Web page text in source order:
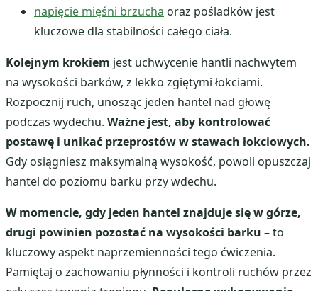
napięcie mięśni brzucha oraz pośladków jest
kluczowe dla stabilności całego ciała.
Kolejnym krokiem jest uchwycenie hantli nachwytem
na wysokości barków, z lekko zgiętymi łokciami.
Rozpocznij ruch, unosząc jeden hantel nad głowę
podczas wydechu. Ważne jest, aby kontrolować
postawę i unikać przeprostów w stawach łokciowych.
Gdy osiągniesz maksymalną wysokość, powoli opuszczaj
hantel do poziomu barku przy wdechu.
W momencie, gdy jeden hantel znajduje się w górze,
drugi powinien pozostać na wysokości barku – to
kluczowy aspekt naprzemienności tego ćwiczenia.
Pamiętaj o zachowaniu płynności i kontroli ruchów przez